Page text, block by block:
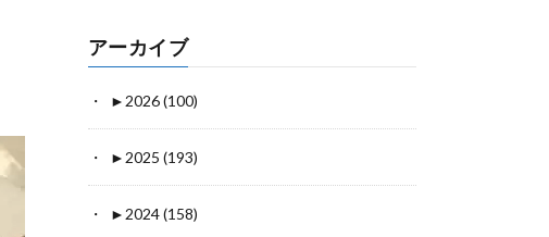
アーカイブ
► 2026 (100)
► 2025 (193)
► 2024 (158)